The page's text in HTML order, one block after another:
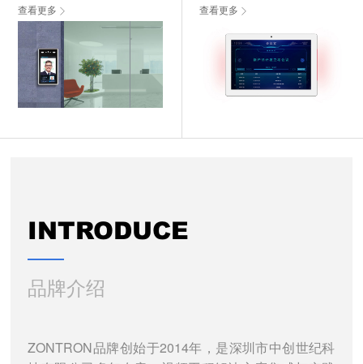
查看更多 查看更多
INTRODUCE
品牌介绍
ZONTRON品牌创始于2014年，是深圳市中创世纪科